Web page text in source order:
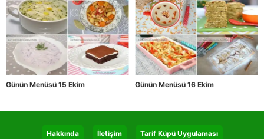
Günün Menüsü 15 Ekim Günün Menüsü 16 Ekim
Hakkında İletişim Tarif Küpü Uygulaması